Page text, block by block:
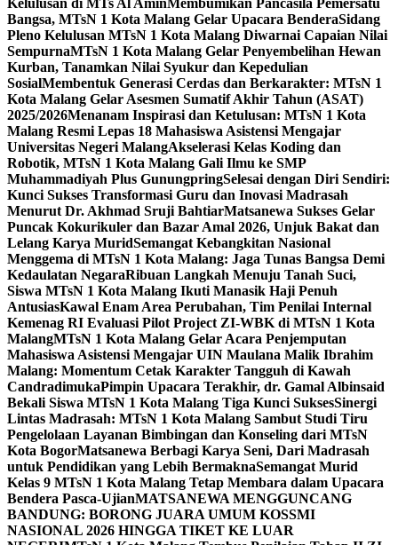
Kelulusan di MTs Al Amin Membumikan Pancasila Pemersatu
Bangsa, MTsN 1 Kota Malang Gelar Upacara BenderaSidang
Pleno Kelulusan MTsN 1 Kota Malang Diwarnai Capaian Nilai
SempurnaMTsN 1 Kota Malang Gelar Penyembelihan Hewan
Kurban, Tanamkan Nilai Syukur dan Kepedulian
SosialMembentuk Generasi Cerdas dan Berkarakter: MTsN 1
Kota Malang Gelar Asesmen Sumatif Akhir Tahun (ASAT)
2025/2026Menanam Inspirasi dan Ketulusan: MTsN 1 Kota
Malang Resmi Lepas 18 Mahasiswa Asistensi Mengajar
Universitas Negeri MalangAkselerasi Kelas Koding dan
Robotik, MTsN 1 Kota Malang Gali Ilmu ke SMP
Muhammadiyah Plus GunungpringSelesai dengan Diri Sendiri:
Kunci Sukses Transformasi Guru dan Inovasi Madrasah
Menurut Dr. Akhmad Sruji BahtiarMatsanewa Sukses Gelar
Puncak Kokurikuler dan Bazar Amal 2026, Unjuk Bakat dan
Lelang Karya MuridSemangat Kebangkitan Nasional
Menggema di MTsN 1 Kota Malang: Jaga Tunas Bangsa Demi
Kedaulatan NegaraRibuan Langkah Menuju Tanah Suci,
Siswa MTsN 1 Kota Malang Ikuti Manasik Haji Penuh
AntusiasKawal Enam Area Perubahan, Tim Penilai Internal
Kemenag RI Evaluasi Pilot Project ZI-WBK di MTsN 1 Kota
MalangMTsN 1 Kota Malang Gelar Acara Penjemputan
Mahasiswa Asistensi Mengajar UIN Maulana Malik Ibrahim
Malang: Momentum Cetak Karakter Tangguh di Kawah
CandradimukaPimpin Upacara Terakhir, dr. Gamal Albinsaid
Bekali Siswa MTsN 1 Kota Malang Tiga Kunci SuksesSinergi
Lintas Madrasah: MTsN 1 Kota Malang Sambut Studi Tiru
Pengelolaan Layanan Bimbingan dan Konseling dari MTsN
Kota BogorMatsanewa Berbagi Karya Seni, Dari Madrasah
untuk Pendidikan yang Lebih BermaknaSemangat Murid
Kelas 9 MTsN 1 Kota Malang Tetap Membara dalam Upacara
Bendera Pasca-UjianMATSANEWA MENGGUNCANG
BANDUNG: BORONG JUARA UMUM KOSSMI
NASIONAL 2026 HINGGA TIKET KE LUAR